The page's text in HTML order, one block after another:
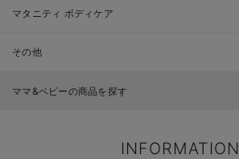
マタニティ ボディケア
その他
ママ&ベビーの商品を探す
INFORMATION